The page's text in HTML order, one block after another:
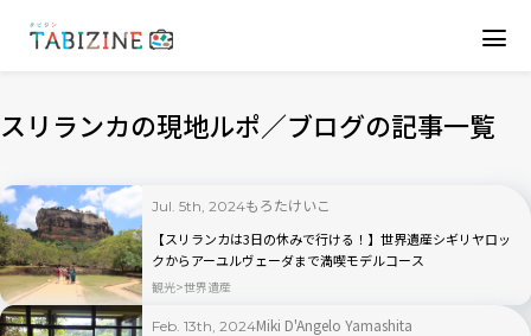
スリランカの現地ルポ／ブログの記事一覧
Jul. 5th, 2024もろたけいこ
【スリランカは3日の休みで行ける！】世界遺産シギリヤロッ
クからアーユルヴェーダまで満喫モデルコース
観光 世界遺産
Feb. 13th, 2024Miki D'Angelo Yamashita